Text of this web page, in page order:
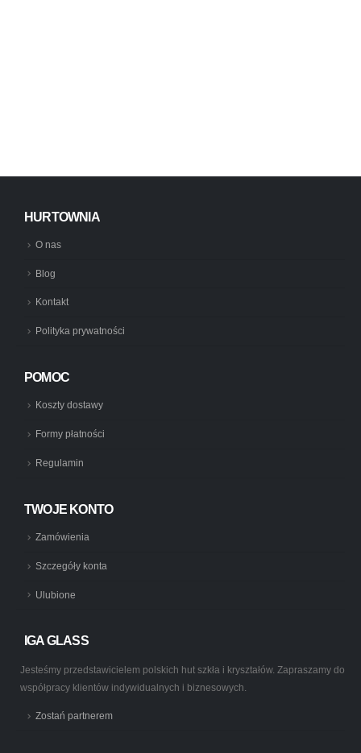
HURTOWNIA
O nas
Blog
Kontakt
Polityka prywatności
POMOC
Koszty dostawy
Formy płatności
Regulamin
TWOJE KONTO
Zamówienia
Szczegóły konta
Ulubione
IGA GLASS
Jesteśmy przedstawicielem polskich hut szkła i kryształów. Zapraszamy do
współpracy klientów indywidualnych i biznesowych.
Zostań partnerem